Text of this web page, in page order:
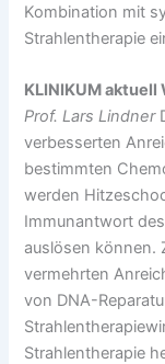
Kombination mit
Strahlentherapie
KLINIKUM
Prof. Lars Lindner
verbesserten
bestimmten
werden
Immunantwort
auslösen können.
vermehrten
von DNA-
Strahlentherapie